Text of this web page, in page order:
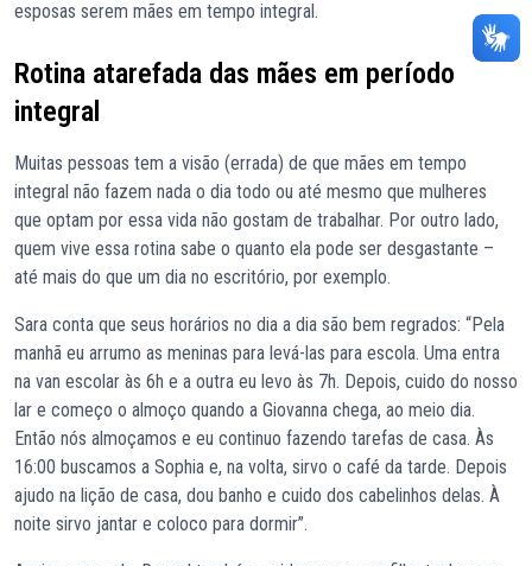
esposas serem mães em tempo integral.
Rotina atarefada das mães em período
integral
Muitas pessoas tem a visão (errada) de que mães em tempo
integral não fazem nada o dia todo ou até mesmo que mulheres
que optam por essa vida não gostam de trabalhar. Por outro lado,
quem vive essa rotina sabe o quanto ela pode ser desgastante –
até mais do que um dia no escritório, por exemplo.
Sara conta que seus horários no dia a dia são bem regrados: “Pela
manhã eu arrumo as meninas para levá-las para escola. Uma entra
na van escolar às 6h e a outra eu levo às 7h. Depois, cuido do nosso
lar e começo o almoço quando a Giovanna chega, ao meio dia.
Então nós almoçamos e eu continuo fazendo tarefas de casa. Às
16:00 buscamos a Sophia e, na volta, sirvo o café da tarde. Depois
ajudo na lição de casa, dou banho e cuido dos cabelinhos delas. À
noite sirvo jantar e coloco para dormir”.